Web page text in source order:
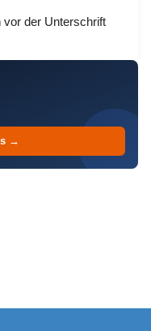
vor der Unterschrift
→